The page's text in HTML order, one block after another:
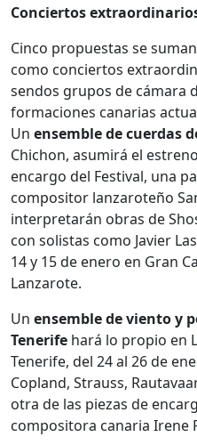
Conciertos
Cinco propuestas se
como conciertos
sendos grupos de cámara
formaciones canarias
Un ensemble de cuerdas
Chichon, asumirá el
encargo del Festival, una
compositor lanzaroteño
interpretarán obras de
con solistas como Javier
14 y 15 de enero en Gran
Lanzarote.
Un ensemble de viento y
Tenerife hará lo propio en
Tenerife, del 24 al 26 de
Copland, Strauss,
otra de las piezas de
compositora canaria Irene